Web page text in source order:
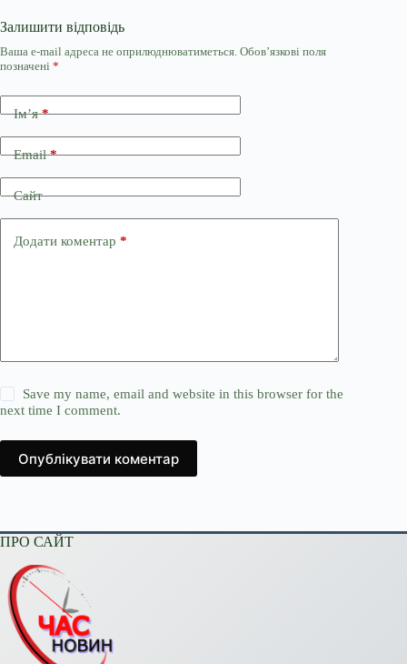
Залишити відповідь
Ваша e-mail адреса не оприлюднюватиметься. Обов’язкові поля
позначені *
Ім’я*
Email*
Сайт
Додати коментар *
Save my name, email and website in this browser for the
next time I comment.
Опублікувати коментар
ПРО САЙТ